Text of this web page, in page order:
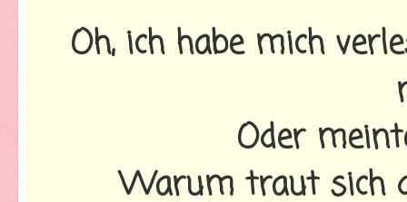
Oh, ich habe mich
Oder
Warum traut sich